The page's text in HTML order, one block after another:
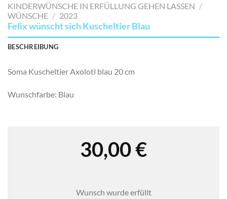
SETZEN
KINDERWÜNSCHE IN ERFÜLLUNG GEHEN LASSEN /
WÜNSCHE / 2023
Felix wünscht sich Kuscheltier Blau
BESCHREIBUNG
Soma Kuscheltier Axolotl blau 20 cm
Wunschfarbe: Blau
30,00€
Wunsch wurde erfüllt